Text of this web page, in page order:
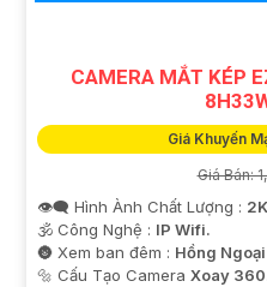
CAMERA MẮT KÉP
Giá Khuyến
Giá Bán:
👁️‍🗨 Hình Ành Chất Lượng :
🕉️ Công Nghệ : IP Wifi.
🌚 Xem ban đêm : Hồng
🔩 Cấu Tạo Camera Xoay